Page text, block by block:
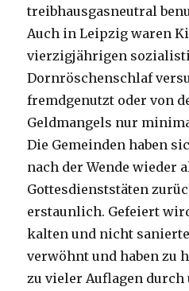
treibhausgasneutral
Auch in Leipzig waren
vierzigjährigen
Dornröschenschlaf
fremdgenutzt oder von
Geldmangels nur
Die Gemeinden haben
nach der Wende wieder
Gottesdienststäten
erstaunlich. Gefeiert
kalten und nicht
verwöhnt und haben zu
zu vieler Auflagen